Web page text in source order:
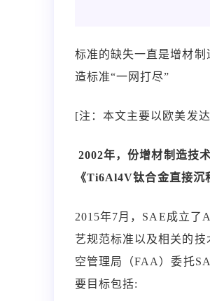
标准的缺失一直是增材
造标准“一网打尽”
[注：本文主要以欧美发
2002年，份增材制造技
《Ti6Al4V钛合金直接沉
2015年7月，SAE成立了
艺规范标准以及相关的
空管理局（FAA）委托
要目标包括: